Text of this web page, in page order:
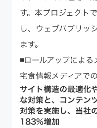
す。本プロジェクト
し、ウェブパブリッ
ます。
◾️ロールアップによ
宅食情報メディアで
サイト構造の最適化
な対策と、コンテン
対策を実施し、当社
183%増加